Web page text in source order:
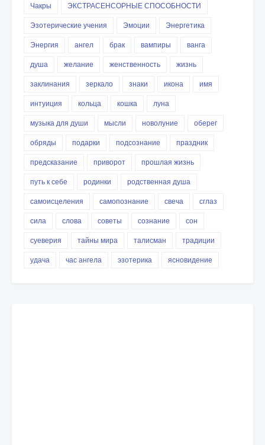
Чакры
ЭКСТРАСЕНСОРНЫЕ СПОСОБНОСТИ
Эзотерические учения
Эмоции
Энергетика
Энергия
ангел брак вампиры
ванга
душа
желание женственность
жизнь
заклинания
зеркало знаки икона
имя
интуиция
кольца кошка
луна
музыка для души
мысли новолуние
оберег
обряды
подарки подсознание
праздник
предсказание
приворот
прошлая жизнь
путь к себе
родинки
родственная душа
самоисцеления
самопознание свеча
сглаз
сила
слова советы сознание
сон
суеверия
тайны мира талисман
традиции
удача
час ангела эзотерика ясновидение